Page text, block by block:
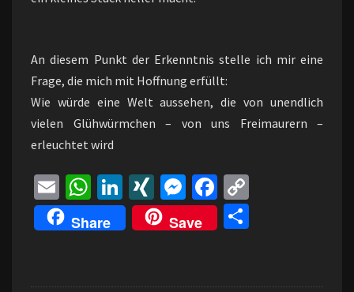
An diesem Punkt der Erkenntnis stelle ich mir eine
Frage, die mich mit Hoffnung erfüllt:
Wie würde eine Welt aussehen, die von unendlich
vielen Glühwürmchen – von uns Freimaurern –
erleuchtet wird
E
m
ai
W
h
at
Li
n
ke
XI
N
G
M
es
se
Fa
ce
b
Share Save